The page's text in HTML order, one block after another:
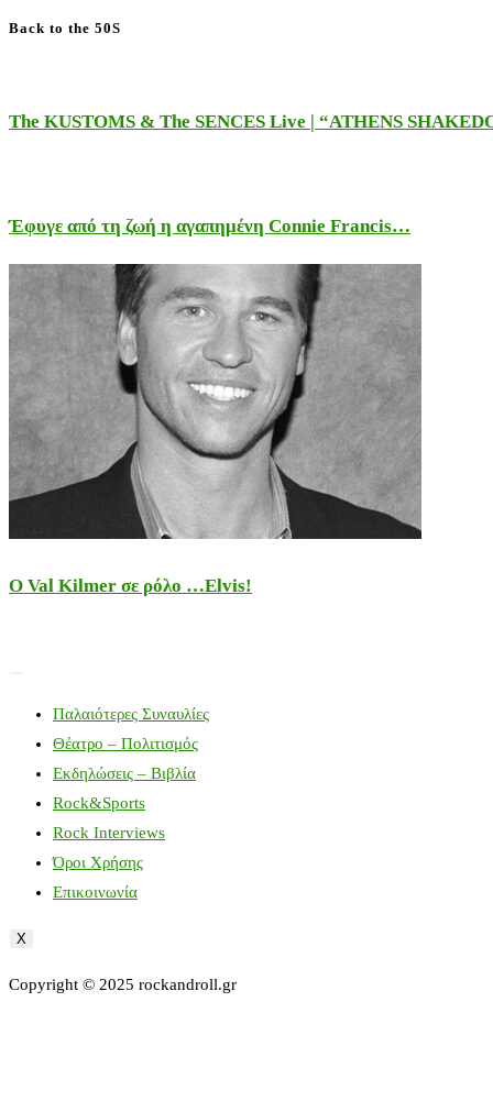
Back to the 50S
The KUSTOMS & The SENCES Live | “ATHENS
Έφυγε από τη ζωή η αγαπημένη Connie Francis…
Ο Val Kilmer σε ρόλο …Elvis!
Παλαιότερες Συναυλίες
Θέατρο – Πολιτισμός
Εκδηλώσεις – Βιβλία
Rock&Sports
Rock Interviews
Όροι Χρήσης
Επικοινωνία
X
Copyright © 2025 rockandroll.gr